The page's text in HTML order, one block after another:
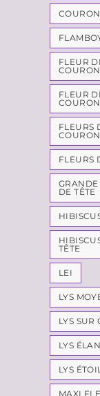
FLEUR
FLEUR
FLEURS
FLEURS
DE TÊTE
TÊTE
LEI
LYS
LYS SUR
LYS
LYS
MAXI